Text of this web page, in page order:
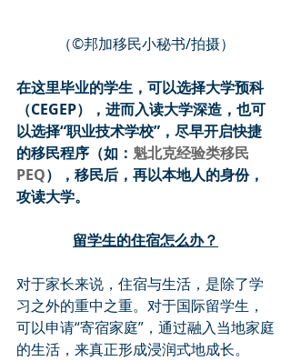
（©️邦加移民小秘书/拍摄）
在这里毕业的学生，可以选择大学预科
（CEGEP），进而入读大学深造，也可
以选择“职业技术学校”，尽早开启快捷
的移民程序（如： 魁北克经验类移民
PEQ），移民后，再以本地人的身份，
攻读大学。
留学生的住宿怎么办？
对于家长来说，住宿与生活，是除了学
习之外的重中之重。对于国际留学生，
可以申请“寄宿家庭”，通过融入当地家庭
的生活，来真正形成浸润式地成长。